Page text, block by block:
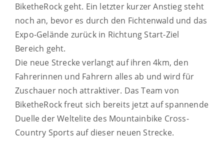
BiketheRock geht. Ein letzter kurzer Anstieg steht
noch an, bevor es durch den Fichtenwald und das
Expo-Gelände zurück in Richtung Start-Ziel
Bereich geht.
Die neue Strecke verlangt auf ihren 4km, den
Fahrerinnen und Fahrern alles ab und wird für
Zuschauer noch attraktiver. Das Team von
BiketheRock freut sich bereits jetzt auf spannende
Duelle der Weltelite des Mountainbike Cross-
Country Sports auf dieser neuen Strecke.